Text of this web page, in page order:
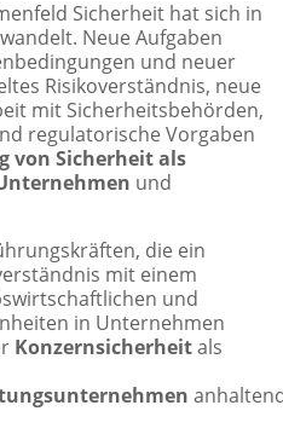
Sicherheit hat sich in
Neue Aufgaben
und neuer
Risikoverständnis, neue
mit Sicherheitsbehörden,
regulatorische Vorgaben
von Sicherheit als
und
die ein
mit einem
und
in Unternehmen
Konzernsicherheitals